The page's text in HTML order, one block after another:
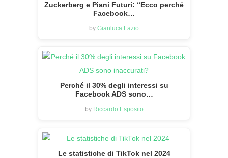
Zuckerberg e Piani Futuri: “Ecco perché
Facebook…
by Gianluca Fazio
Perché il 30% degli interessi su
Facebook ADS sono…
by Riccardo Esposito
Le statistiche di TikTok nel 2024